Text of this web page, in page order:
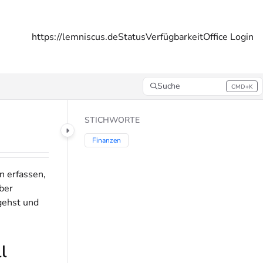
https://lemniscus.deStatusVerfügbarkeitOffice Login
Suche CMD+K
Press CMD+K to open search
erfassen,
und
STICHWORTE
Finanzen